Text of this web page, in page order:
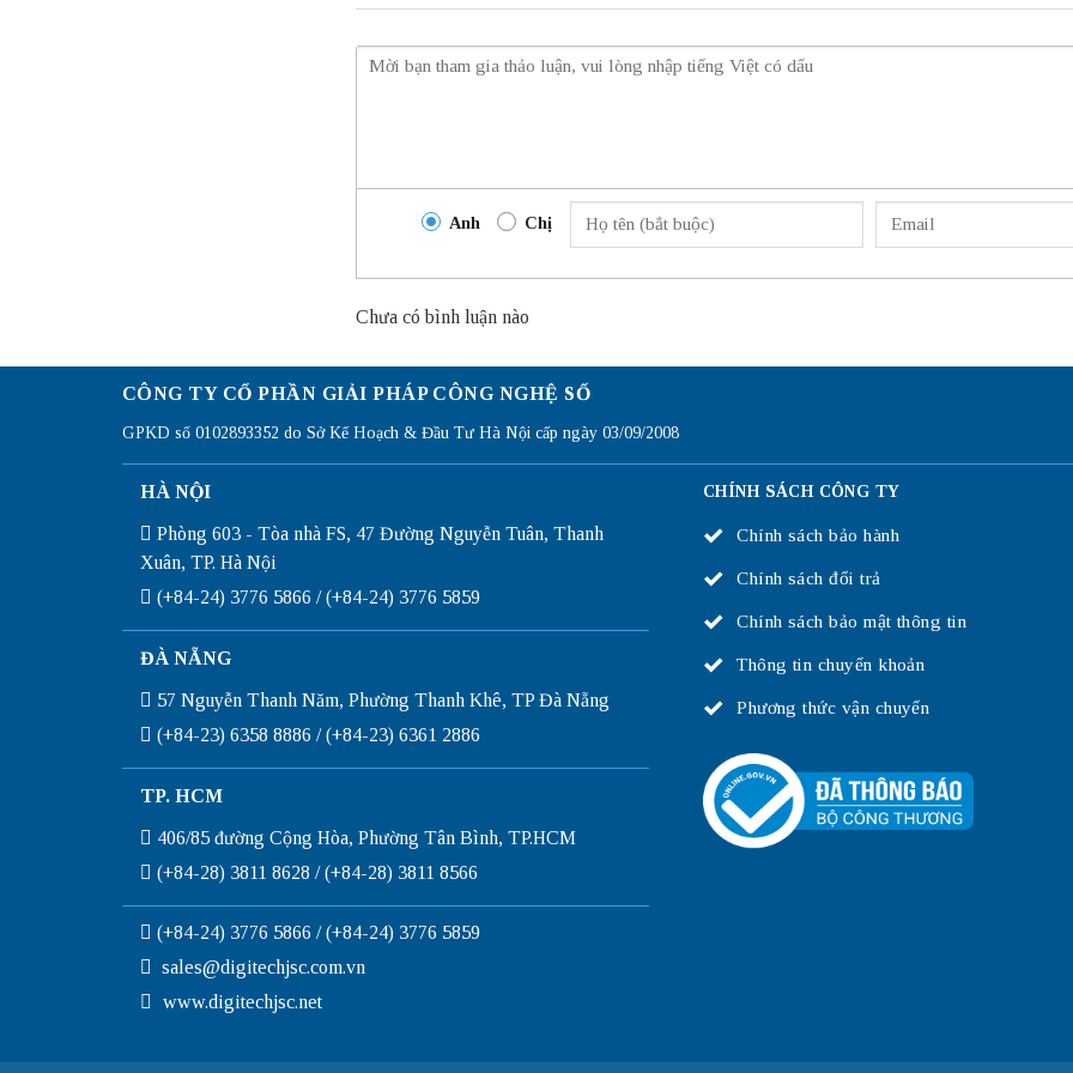
Anh Chị
Chưa có bình luận nào
CÔNG TY CỔ PHẦN GIẢI PHÁP CÔNG NGHỆ SỐ
GPKD số 0102893352 do Sở Kế Hoạch & Đầu Tư Hà Nội cấp ngày 03/09/2008
HÀ NỘI
Phòng 603 - Tòa nhà FS, 47 Đường Nguyễn Tuân, Thanh
Xuân, TP. Hà Nội
(+84-24) 3776 5866 / (+84-24) 3776 5859
ĐÀ NẴNG
57 Nguyễn Thanh Năm, Phường Thanh Khê, TP Đà Nẵng
(+84-23) 6358 8886 / (+84-23) 6361 2886
TP. HCM
406/85 đường Cộng Hòa, Phường Tân Bình, TP.HCM
(+84-28) 3811 8628 / (+84-28) 3811 8566
(+84-24) 3776 5866 / (+84-24) 3776 5859
sales@digitechjsc.com.vn
www.digitechjsc.net
CHÍNH SÁCH CÔNG TY
Chính sách bảo hành
Chính sách đổi trả
Chính sách bảo mật thông tin
Thông tin chuyển khoản
Phương thức vận chuyển